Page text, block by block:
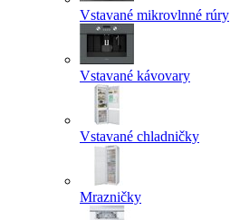
Vstavané mikrovlnné rúry
Vstavané kávovary
Vstavané chladničky
Mrazničky